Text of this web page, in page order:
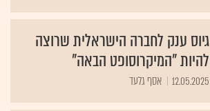
גיוס ענק לחברה הישראלית שרוצה
להיות "המיקרוסופט הבאה"
12.05.2025 אסף גלעד